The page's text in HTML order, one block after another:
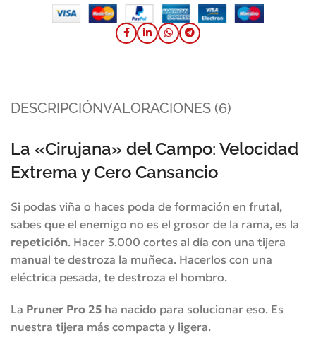
DESCRIPCIÓNVALORACIONES (6)
La «Cirujana» del Campo: Velocidad
Extrema y Cero Cansancio
Si podas viña o haces poda de formación en frutal,
sabes que el enemigo no es el grosor de la rama, es la
repetición. Hacer 3.000 cortes al día con una tijera
manual te destroza la muñeca. Hacerlos con una
eléctrica pesada, te destroza el hombro.
La Pruner Pro 25 ha nacido para solucionar eso. Es
nuestra tijera más compacta y ligera.